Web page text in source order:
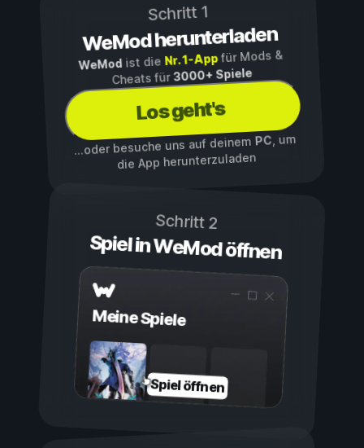
Schritt 1
WeMod herunterladen
WeMod ist die Nr. 1-Appfür Mods &
Cheats für3000+ Spiele
Los geht's
...oder besuche uns auf deinemPC , um
die App herunterzuladen
Schritt 2
Spiel in WeMod öffnen
Meine Spiele
Spiel öffnen